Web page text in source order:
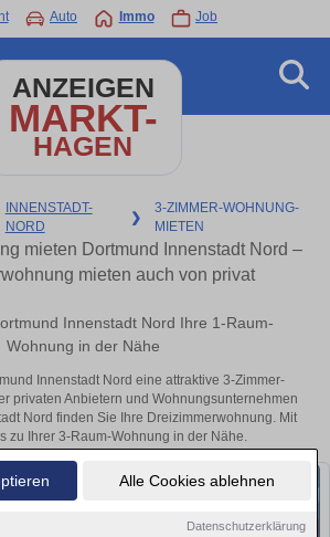
Alle Cookies ablehnen
Datenschutzerklärung
Auto Immo Job
ANZEIGEN
MARKT-
HAGEN
INNENSTADT-
NORD
❯
3-ZIMMER-WOHNUNG-
MIETEN
mieten Dortmund Innenstadt Nord –
mieten auch von privat
Innenstadt Nord Ihre 1-Raum-
Wohnung in der Nähe
Innenstadt Nord eine attraktive 3-Zimmer-
privaten Anbietern und Wohnungsunternehmen
Nord finden Sie Ihre Dreizimmerwohnung. Mit
zu Ihrer 3-Raum-Wohnung in der Nähe.